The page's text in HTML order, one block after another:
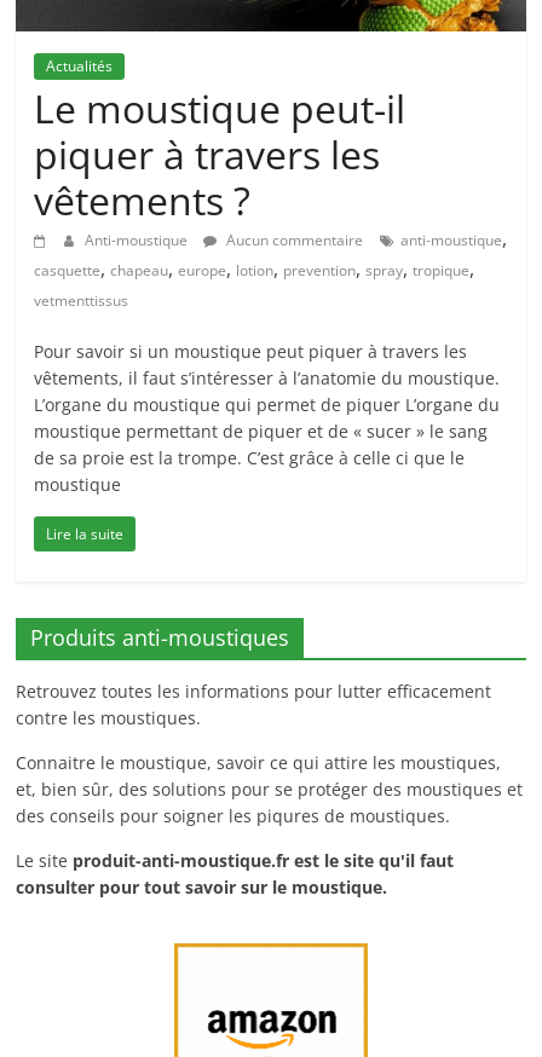
Actualités
Le moustique peut-il
piquer à travers les
vêtements ?
Anti-moustique Aucun commentaire anti-moustique,
casquette,chapeau,europe, lotion, prevention,spray,tropique,
vetmenttissus
Pour savoir si un moustique peut piquer à travers les
vêtements, il faut s’intéresser à l’anatomie du moustique.
L’organe du moustique qui permet de piquer L’organe du
moustique permettant de piquer et de « sucer » le sang
de sa proie est la trompe. C’est grâce à celle ci que le
moustique
Lire la suite
Produits anti-moustiques
Retrouvez toutes les informations pour lutter efficacement
contre les moustiques.
Connaitre le moustique, savoir ce qui attire les moustiques,
et, bien sûr, des solutions pour se protéger des moustiques et
des conseils pour soigner les piqures de moustiques.
Le site produit-anti-moustique.fr est le site qu'il faut
consulter pour tout savoir sur le moustique.